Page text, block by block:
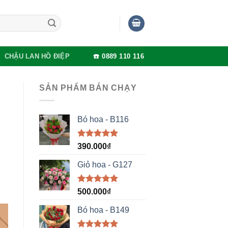
CHẬU LAN HỒ ĐIỆP ☎️ 0889 110 116
SẢN PHẨM BÁN CHẠY
Bó hoa - B116
Được xếp
5 sao
390.000₫
Giỏ hoa - G127
Được xếp
5 sao
500.000₫
Bó hoa - B149